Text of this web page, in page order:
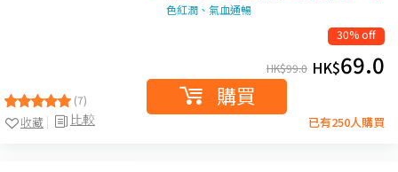
(7)
比較
收藏
色紅潤、氣血通暢
30% off
HK$99.0 HK$69.0
購買
已有250人購買